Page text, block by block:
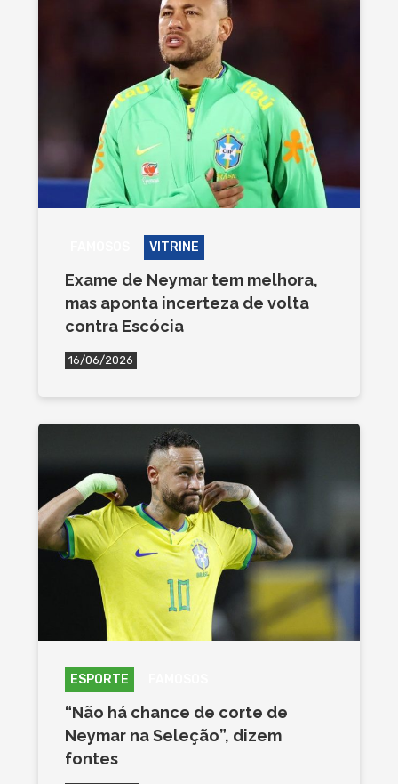
VITRINE
Exame de Neymar tem melhora,
mas aponta incerteza de volta
contra Escócia
16/06/2026
ESPORTE
“Não há chance de corte de
Neymar na Seleção”, dizem
fontes